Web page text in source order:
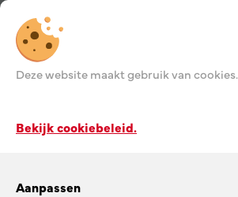
Deze website maakt gebruik van cookies.
Bekijk cookiebeleid.
Aanpassen